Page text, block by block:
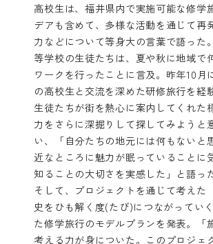
高校生は、福井県内で実施可能な修学
デアも含めて、多様な活動を通じて再
力などについて等身大の言葉で語った
等学校の生徒たちは、夏や秋に地域で
ワークを行ったことに言及。昨年10月
の高校生と交流を深めた研修旅行を経
生徒たちが街を熱心に案内してくれた
力をさらに深掘りして探してみようと
い、「自分たちの地元には何もないと
近なところに魅力が眠っていることに
知ることの大切さを実感した」と語った
そして、プロジェクトを通じて考えた
史をひも解く度(たび)につながってい
た修学旅行のモデルプランを発表。「
考える力が身についた。このプロジェ